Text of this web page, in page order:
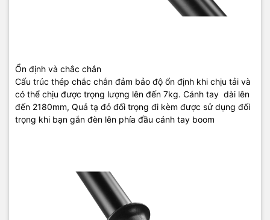
Ổn định và chắc chắn
Cấu trúc thép chắc chắn đảm bảo độ ổn định khi chịu tải và
có thể chịu được trọng lượng lên đến 7kg. Cánh tay dài lên
đến 2180mm, Quả tạ đỏ đối trọng đi kèm được sử dụng đối
trọng khi bạn gắn đèn lên phía đầu cánh tay boom